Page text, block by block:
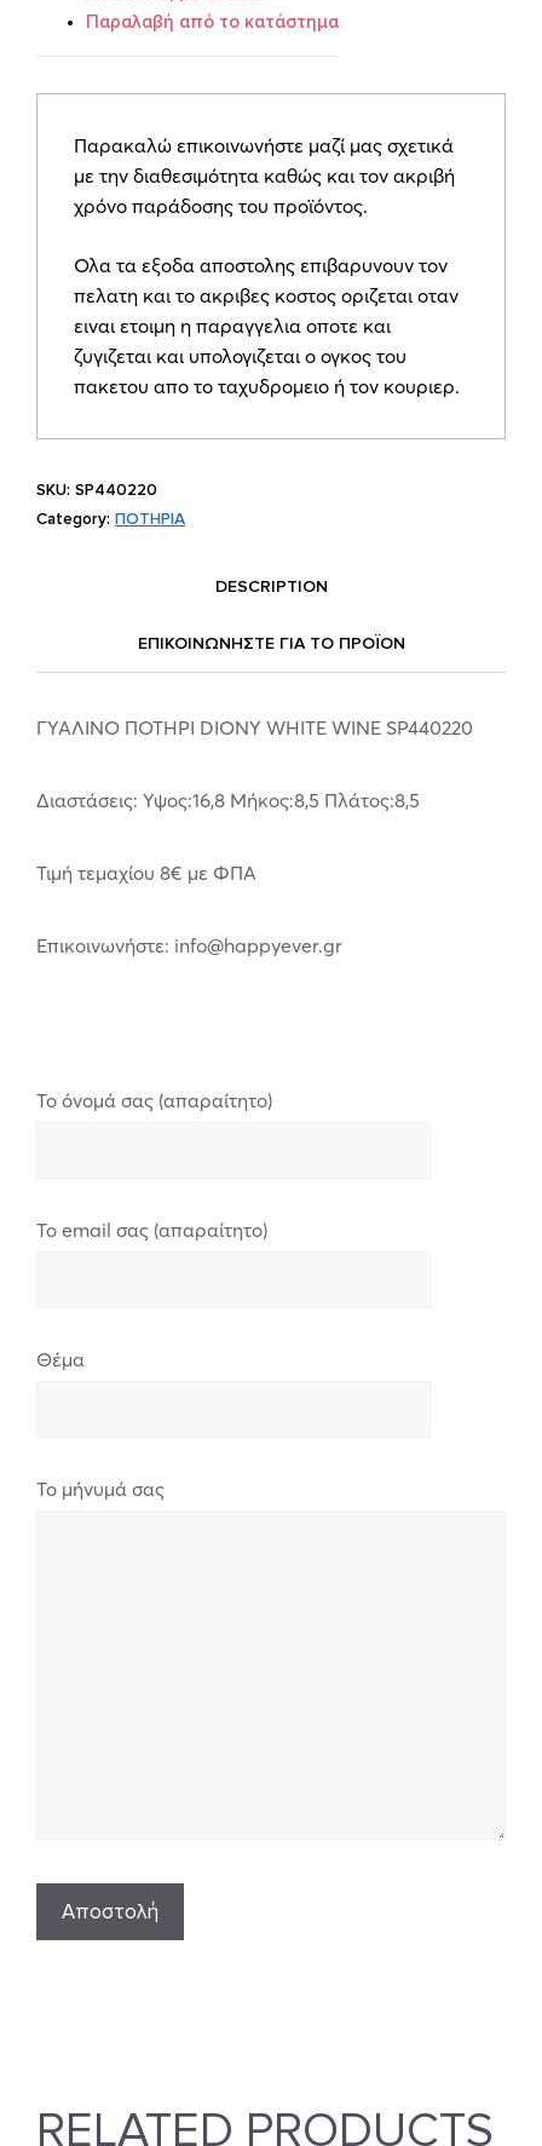
Παραλαβή από το κατάστημα
Παρακαλώ επικοινωνήστε μαζί μας σχετικά
με την διαθεσιμότητα καθώς και τον ακριβή
χρόνο παράδοσης του προϊόντος.
Ολα τα εξοδα αποστολης επιβαρυνουν τον
πελατη και το ακριβες κοστος οριζεται οταν
ειναι ετοιμη η παραγγελια οποτε και
ζυγιζεται και υπολογιζεται ο ογκος του
πακετου απο το ταχυδρομειο ή τον κουριερ.
SKU: SP440220
Category: ΠΟΤΗΡΙΑ
DESCRIPTION
ΕΠΙΚΟΙΝΩΝΗΣΤΕ ΓΙΑ ΤΟ ΠΡΟΪOΝ
ΓΥΑΛΙΝΟ ΠΟΤΗΡΙ DIONY WHITE WINE SP440220
Διαστάσεις: Υψος:16,8 Μήκος:8,5 Πλάτος:8,5
Τιμή τεμαχίου 8€ με ΦΠΑ
Επικοινωνήστε: info@happyever.gr
Το όνομά σας (απαραίτητο)
Το email σας (απαραίτητο)
Θέμα
Το μήνυμά σας
RELATED PRODUCTS